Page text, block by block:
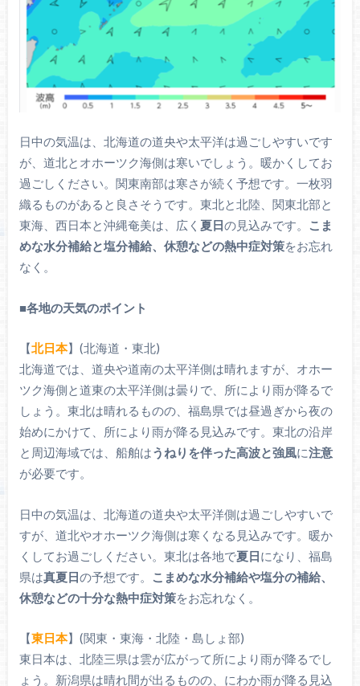
日中の気温は、北海道の道央や太平洋は過ごしやすいです
が、道北とオホーツク海側は寒いでしょう。暖かくしてお
過ごしください。関東南部は寒さが続く予想です。一枚羽
織るものがあると良さそうです。東北と北陸、関東北部と
東海、西日本と沖縄奄美は、広く 夏日の見込みです。 こま
めな水分補給と塩分補給、休憩などの熱中症対策をお忘れ
なく。
■各地の天気のポイント
【北日本】(北海道・東北)
北海道では、道央や道南の太平洋側は晴れますが、オホー
ツク海側と道東の太平洋側は曇りで、所により雨が降るで
しょう。東北は晴れるものの、福島県では昼過ぎから夜の
始めにかけて、所により雨が降る見込みです。東北の沿岸
と周辺海域では、船舶はうねりを伴った高波と強風に注意
が必要です。
日中の気温は、北海道の道央や太平洋側は過ごしやすいで
すが、道北やオホーツク海側は寒くなる見込みです。暖か
くしてお過ごしください。東北は各地で夏日になり、福島
県は真夏日の予想です。 こまめな水分補給や塩分の補給、
休憩などの十分な熱中症対策をお忘れなく。
【東日本】(関東・東海・北陸・島しょ部)
東日本は、北陸三県は雲が広がって所により雨が降るでし
ょう。新潟県は晴れ間が出るものの、にわか雨が降る見込